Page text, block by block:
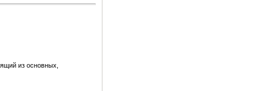
из основных,